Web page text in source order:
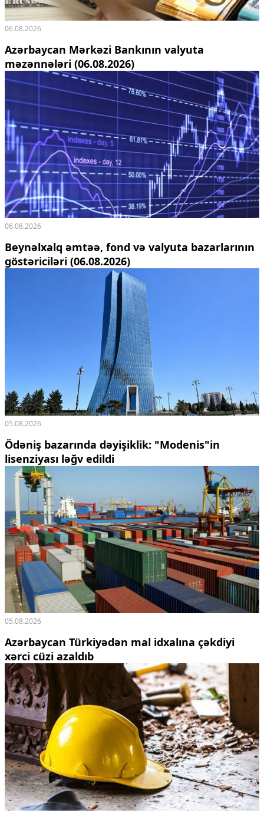
Ekologiya
Zəfər - 5
Media və QHT
Hadisə
Sağlamlıq
Sosium
Mənəvi dəyərlər
Texnologiya
Mətbuat-150
Əlaqə
Missiyamız
06.08.2026
Azərbaycan Mərkəzi Bankının valyuta
məzənnələri (06.08.2026)
06.08.2026
Beynəlxalq əmtəə, fond və valyuta bazarlarının
göstəriciləri (06.08.2026)
05.08.2026
Ödəniş bazarında dəyişiklik: "Modenis"in
lisenziyası ləğv edildi
05.08.2026
Azərbaycan Türkiyədən mal idxalına çəkdiyi
xərci cüzi azaldıb